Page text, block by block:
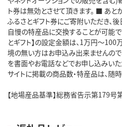
ト券は無効とさせて頂きます。 ■ あとか
ふるさとギフト券にご寄附いただき、
自慢の特産品に交換することが可能で
とギフト】の設定金額は、1万円～100
境の無い方はお申込み出来ませんので
を書面やお電話などでお申し込みい
サイトに掲載の商品数・特産品は、随
【地場産品基準】総務省告示第179号